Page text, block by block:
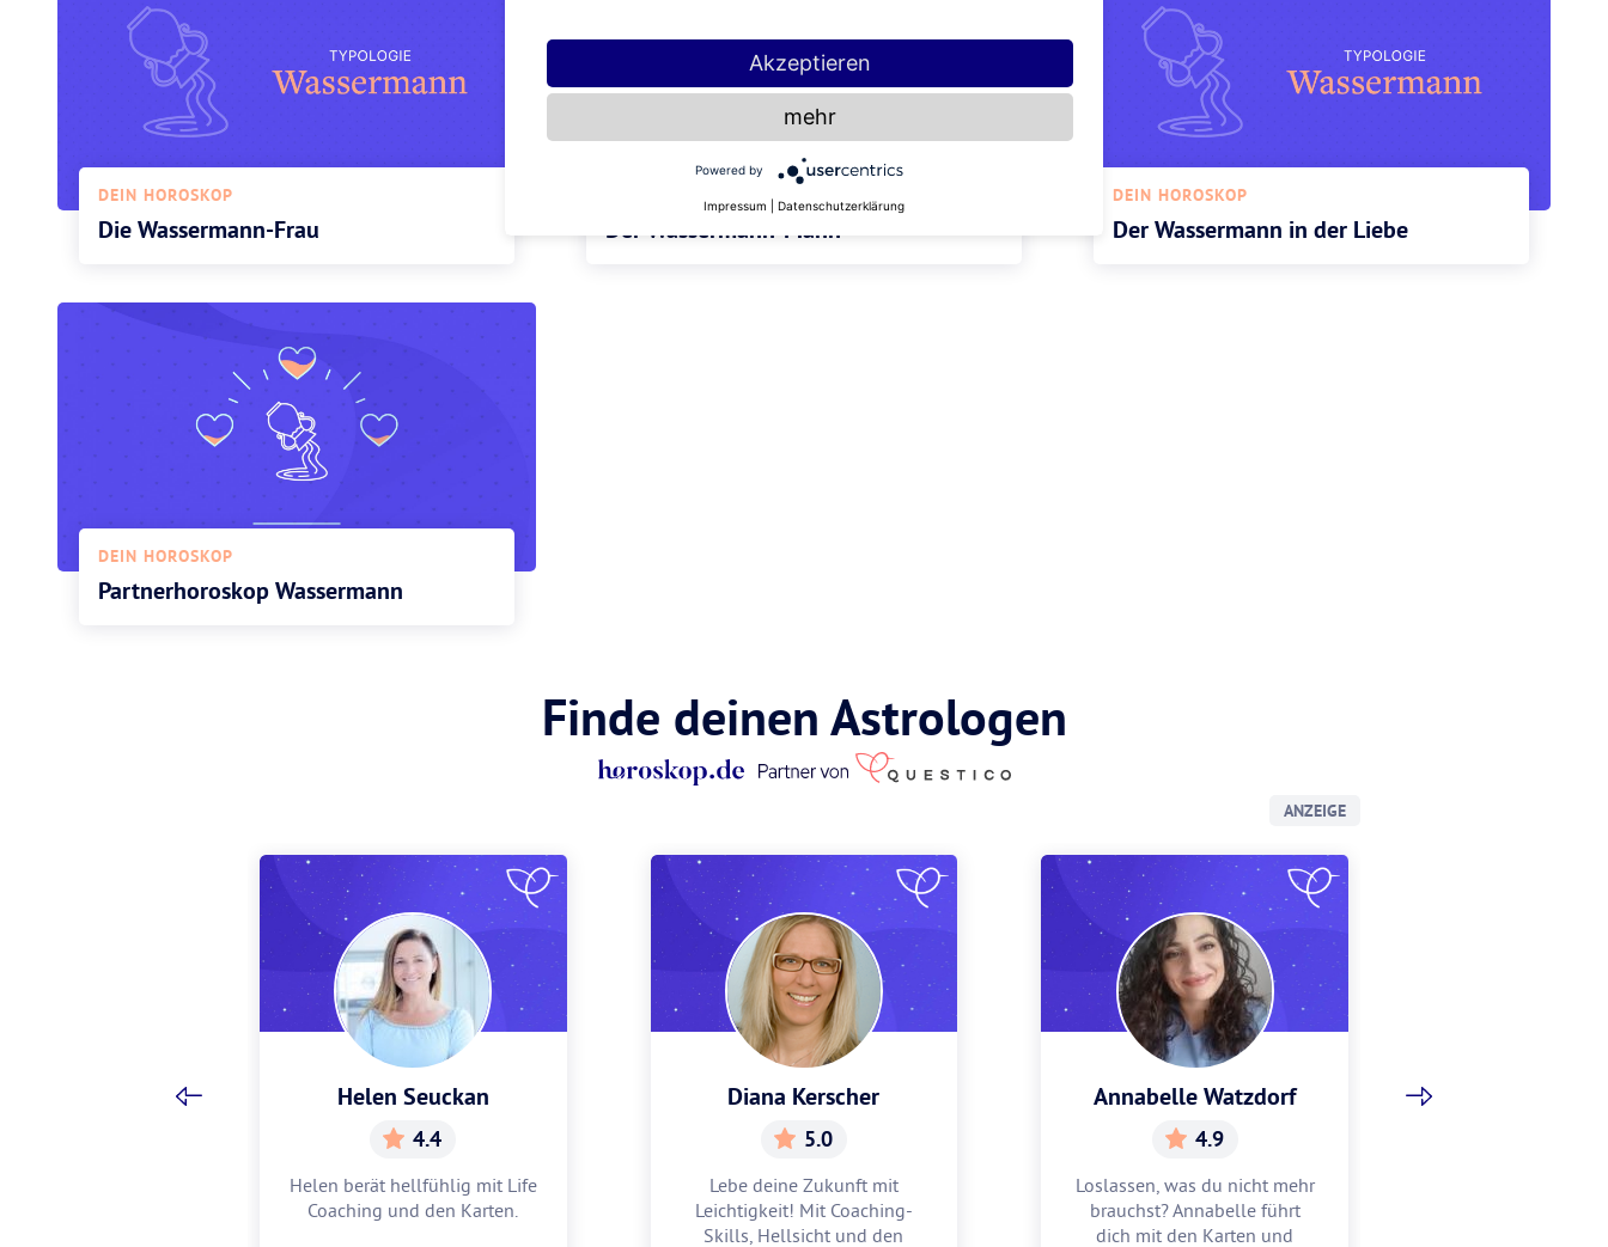
DEIN HOROSKOP
Die Wassermann-Frau Der Wassermann-Mann
DEIN HOROSKOP
Der Wassermann in der Liebe
DEIN HOROSKOP
Partnerhoroskop Wassermann
Finde deinen Astrologen
ANZEIGE
Helen Seuckan
4.4
Helen berät hellfühlig mit Life
Coaching und den Karten.
Diana Kerscher
5.0
Lebe deine Zukunft mit
Leichtigkeit! Mit Coaching-
Skills, Hellsicht und den
Annabelle Watzdorf
4.9
Loslassen, was du nicht mehr
brauchst? Annabelle führt
dich mit den Karten und
Akzeptieren
mehr
Powered by
Impressum Datenschutzerklärung